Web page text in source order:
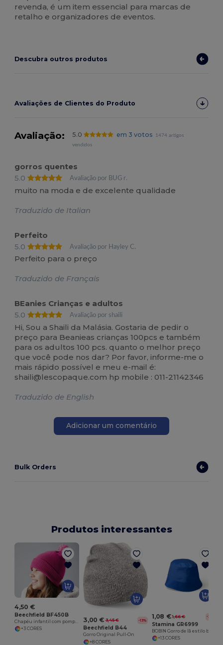
revenda, é um item essencial para marcas de
retalho e organizadores de eventos.
Descubra outros produtos
Avaliações de Clientes do Produto
Avaliação: 5.0 em 3 votos
1474 artigos
vendidos
gorros quentes
5.0
Avaliação por BUG r.
muito na moda e de excelente qualidade
Traduzido de Italian
Perfeito
5.0
Avaliação por Hayley C.
Perfeito para o preço
Traduzido de Français
BEanies Crianças e adultos
5.0
Avaliação por shaili
Hi, Sou a Shaili da Malásia. Gostaria de pedir o
preço para Beanieas crianças 100pcs e também
para os adultos 100 pcs. quanto o melhor preço
que você pode nos dar? Por favor, informe-me o
mais rápido possível e meu e-mail é:
shaili@lescopaque.com hp mobile : 011-21142346
Traduzido de English
Adicionar um comentário
Bulk Orders
Produtos interessantes
4,50 €
Beechfield BF450B
+3 CORES
3,00 € 3,45 € -13%
Beechfield B44
Gorro Original Pull-On
+8 CORES
1,08 € 1,66 € -35%
Stamina GR6999
+13 CORES